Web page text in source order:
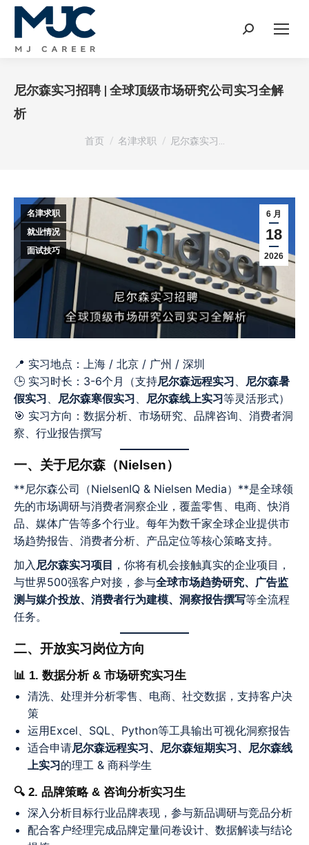
Search:
尼尔森实习招聘 | 全球顶级市场研究公司实习全解
析
您在这里：
首页 名津求职 尼尔森实习…
6 月
18
2026
名津求职
就业情况
面试技巧
📍 实习地点：上海 / 北京 / 广州 / 深圳
🕒 实习时长：3-6个月（支持尼尔森远程实习
尼尔森暑
假实习
尼尔森寒假实习 尼尔森线上实习等灵活形式）
🎯 实习方向：数据分析、市场研究、品牌咨询、消费者洞
察、行业报告撰写
一、关于尼尔森（Nielsen）
**尼尔森公司（NielsenIQ & Nielsen Media）**是全球领
先的市场调研与消费者洞察企业，覆盖零售、电商、快消
品、媒体广告等多个行业。每年为数千家全球企业提供市
场趋势报告、消费者分析、产品定位等核心策略支持。
加入 尼尔森实习项目 ，你将有机会接触真实的企业项目，
与世界500强客户对接，参与全球市场趋势研究、广告监
测与媒介投放、消费者行为建模、洞察报告撰写等全流程
任务。
二、开放实习岗位方向
📊 1. 数据分析 & 市场研究实习生
清洗、处理并分析零售、电商、社交数据，支持客户决
策
运用Excel、SQL、Python等工具输出可视化洞察报告
适合申请尼尔森远程实习、尼尔森短期实习、尼尔森线
上实习的理工 & 商科学生
🔍 2. 品牌策略 & 咨询分析实习生
深入分析目标行业品牌表现，参与新品调研与竞品分析
配合客户经理完成品牌定量问卷设计、数据解读与结论